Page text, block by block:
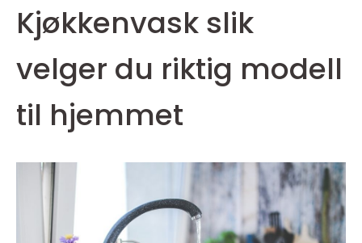
Kjøkkenvask slik
velger du riktig modell
til hjemmet